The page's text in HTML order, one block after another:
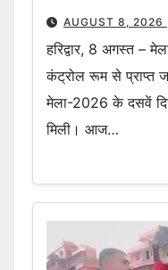
AUGUST 8, 2026
हरिद्वार, 8 अगस्त –
कंट्रोल रूम से प्राप्त
मेला-2026 के दसवें
मिली। आज…